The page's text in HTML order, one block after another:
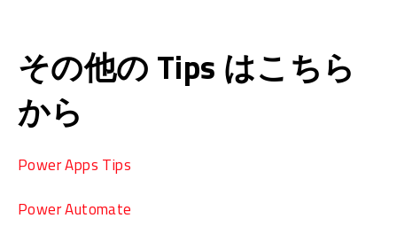
その他の Tips はこちら
から
Power Apps Tips
Power Automate